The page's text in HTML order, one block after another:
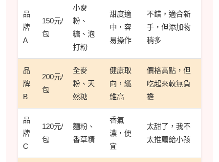
品
牌
A
150元/
包
小麥
粉、
糖、泡
打粉
甜度適
中，容
易操作
不錯，適合新
手，但添加物
稍多
品
牌
B
200元/
包
全麥
粉、天
然糖
健康取
向，纖
維高
價格高點，但
吃起來較無負
擔
品
牌
C
120元/
包
麵粉、
香草精
香氣
濃，便
宜
太甜了，我不
太推薦給小孩